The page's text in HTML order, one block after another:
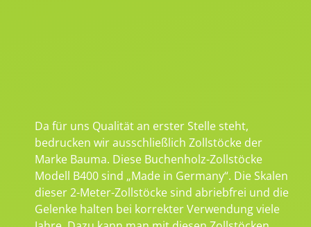
Da für uns Qualität an erster Stelle steht,
bedrucken wir ausschließlich Zollstöcke der
Marke Bauma. Diese Buchenholz-Zollstöcke
Modell B400 sind „Made in Germany“. Die Skalen
dieser 2-Meter-Zollstöcke sind abriebfrei und die
Gelenke halten bei korrekter Verwendung viele